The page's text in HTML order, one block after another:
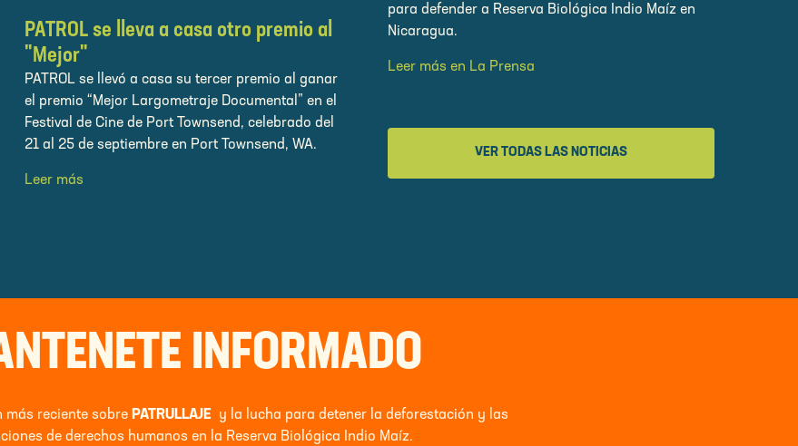
PATROL se lleva a casa otro premio al
"Mejor"
PATROL se llevó a casa su tercer premio al ganar
el premio “Mejor Largometraje Documental” en el
Festival de Cine de Port Townsend, celebrado del
21 al 25 de septiembre en Port Townsend, WA.
Leer más
para defender a Reserva Biológica Indio Maíz en
Nicaragua.
Leer más en La Prensa
VER TODAS LAS NOTICIAS
INFORMADO
más reciente sobre PATRULLAJE y la lucha para detener la deforestación y las
de derechos humanos en la Reserva Biológica Indio Maíz.